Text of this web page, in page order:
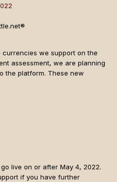
we support on the
assessment, we are planning
the platform. These new
live on or after May 4, 2022.
if you have further